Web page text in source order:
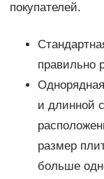
покупателей.
правильно
и длинной
размер
больше